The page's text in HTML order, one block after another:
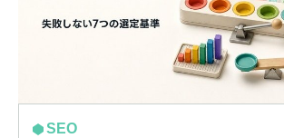
SEO